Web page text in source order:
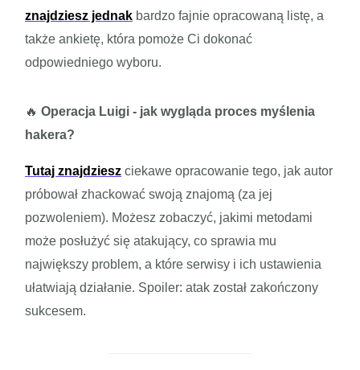
znajdziesz jednak bardzo fajnie opracowaną listę, a
także ankietę, która pomoże Ci dokonać
odpowiedniego wyboru.
🔥 Operacja Luigi - jak wygląda proces myślenia
hakera?
Tutaj znajdziesz ciekawe opracowanie tego, jak autor
próbował zhackować swoją znajomą (za jej
pozwoleniem). Możesz zobaczyć, jakimi metodami
może posłużyć się atakujący, co sprawia mu
największy problem, a które serwisy i ich ustawienia
ułatwiają działanie. Spoiler: atak został zakończony
sukcesem.